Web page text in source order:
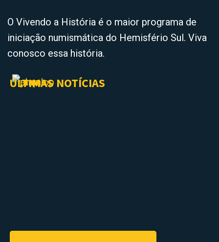
O Vivendo a História é o maior programa de
iniciação numismática do Hemisfério Sul. Viva
conosco essa história.
ÚLTIMAS NOTÍCIAS